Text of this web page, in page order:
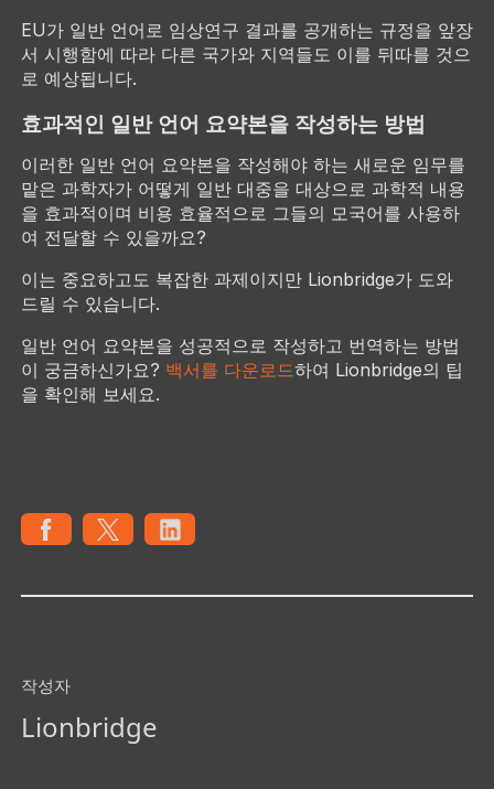
EU가 일반 언어로 임상연구 결과를 공개하는 규정을 앞장
서 시행함에 따라 다른 국가와 지역들도 이를 뒤따를 것으
로 예상됩니다.
효과적인 일반 언어 요약본을 작성하는 방법
이러한 일반 언어 요약본을 작성해야 하는 새로운 임무를
맡은 과학자가 어떻게 일반 대중을 대상으로 과학적 내용
을 효과적이며 비용 효율적으로 그들의 모국어를 사용하
여 전달할 수 있을까요?
이는 중요하고도 복잡한 과제이지만 Lionbridge가 도와
드릴 수 있습니다.
일반 언어 요약본을 성공적으로 작성하고 번역하는 방법
이 궁금하신가요? 백서를 다운로드하여 Lionbridge의 팁
을 확인해 보세요.
작성자
Lionbridge